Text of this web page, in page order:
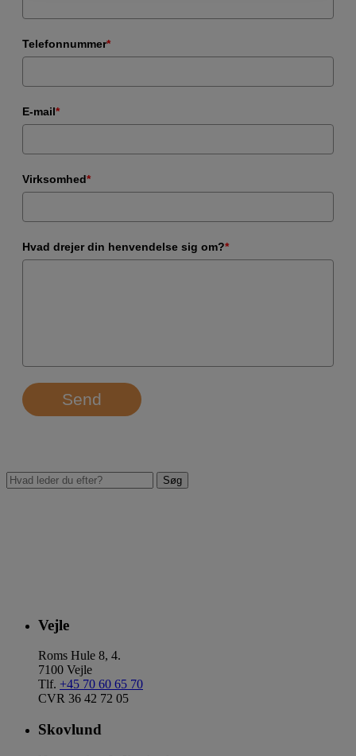
Telefonnummer*
E-mail*
Virksomhed*
Hvad drejer din henvendelse sig om?*
Send
Vejle
Roms Hule 8, 4.
7100 Vejle
Tlf. +45 70 60 65 70
CVR 36 42 72 05
Skovlund